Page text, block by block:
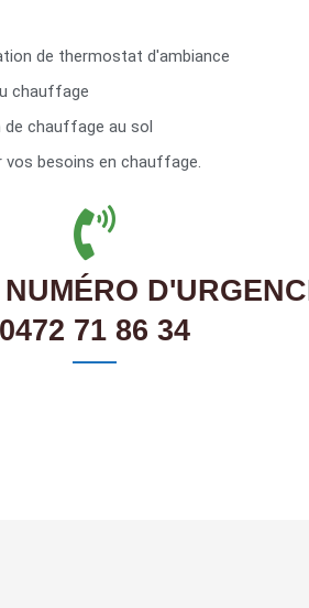
de thermostat d'ambiance
chauffage
chauffage au sol
besoins en chauffage.
0472 71 86 34